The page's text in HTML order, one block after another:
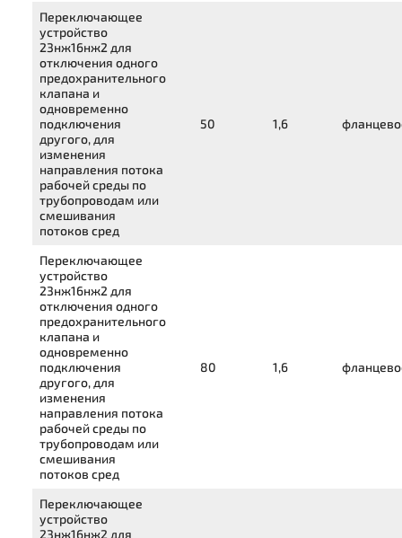
Переключающее
устройство
23нж16нж2 для
отключения одного
предохранительного
клапана и
одновременно
подключения
другого, для
изменения
направления потока
рабочей среды по
трубопроводам или
смешивания
потоков сред
50 1,6
Переключающее
устройство
23нж16нж2 для
отключения одного
предохранительного
клапана и
одновременно
подключения
другого, для
изменения
направления потока
рабочей среды по
трубопроводам или
смешивания
потоков сред
80 1,6
Переключающее
устройство
23нж16нж2 для